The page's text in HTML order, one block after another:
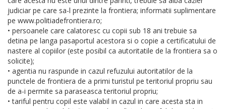
judiciar pe care sa-l prezinte la frontiera; informatii suplimentare
pe www.politiadefrontiera.ro;
• persoanele care calatoresc cu copii sub 18 ani trebuie sa
detina pe langa pasaportul acestora si o copie a certificatului de
nastere al copiilor (este posibil ca autoritatile de la frontiera sa o
solicite);
• agentia nu raspunde in cazul refuzului autoritatilor de la
punctele de frontiera de a primi turistul pe teritoriul propriu sau
de a-i permite sa paraseasca teritoriul propriu;
• tariful pentru copil este valabil in cazul in care acesta sta in